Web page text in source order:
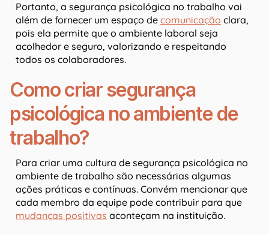
Portanto, a segurança psicológica no trabalho vai
além de fornecer um espaço de comunicação clara,
pois ela permite que o ambiente laboral seja
acolhedor e seguro, valorizando e respeitando
todos os colaboradores.
Como criar segurança
psicológica no ambiente de
trabalho?
Para criar uma cultura de segurança psicológica no
ambiente de trabalho são necessárias algumas
ações práticas e contínuas. Convém mencionar que
cada membro da equipe pode contribuir para que
mudanças positivas aconteçam na instituição.